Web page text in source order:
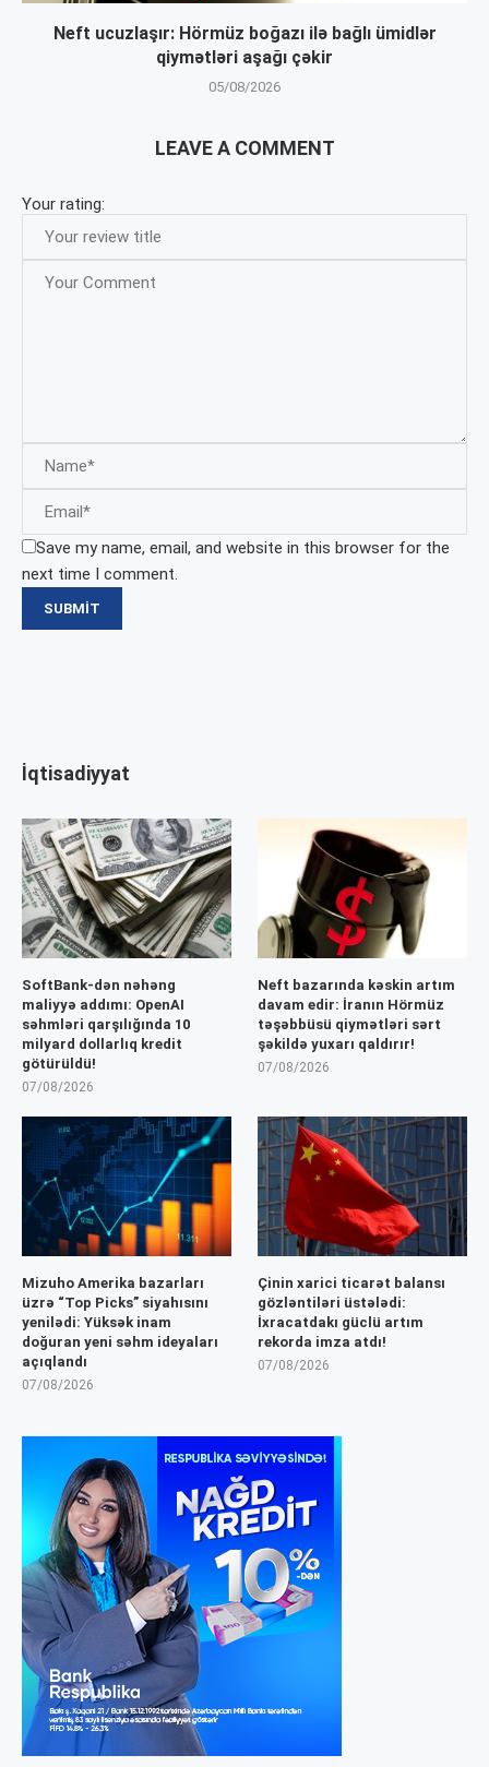
Neft ucuzlaşır: Hörmüz boğazı ilə bağlı ümidlər
qiymətləri aşağı çəkir
05/08/2026
LEAVE A COMMENT
Your rating:
Save my name, email, and website in this browser for the
next time I comment.
İqtisadiyyat
SoftBank-dən nəhəng
maliyyə addımı: OpenAI
səhmləri qarşılığında 10
milyard dollarlıq kredit
götürüldü!
07/08/2026
Neft bazarında kəskin artım
davam edir: İranın Hörmüz
təşəbbüsü qiymətləri sərt
şəkildə yuxarı qaldırır!
07/08/2026
Mizuho Amerika bazarları
üzrə “Top Picks” siyahısını
yenilədi: Yüksək inam
doğuran yeni səhm ideyaları
açıqlandı
07/08/2026
Çinin xarici ticarət balansı
gözləntiləri üstələdi:
İxracatdakı güclü artım
rekorda imza atdı!
07/08/2026